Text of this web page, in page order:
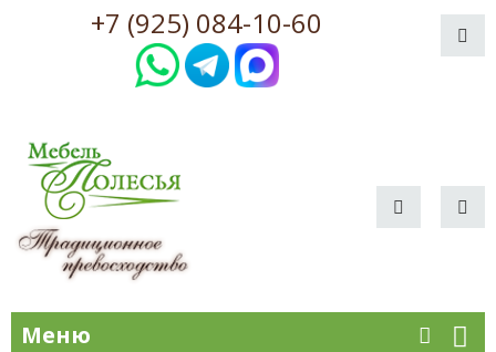
+7 (925) 084-10-60
Меню